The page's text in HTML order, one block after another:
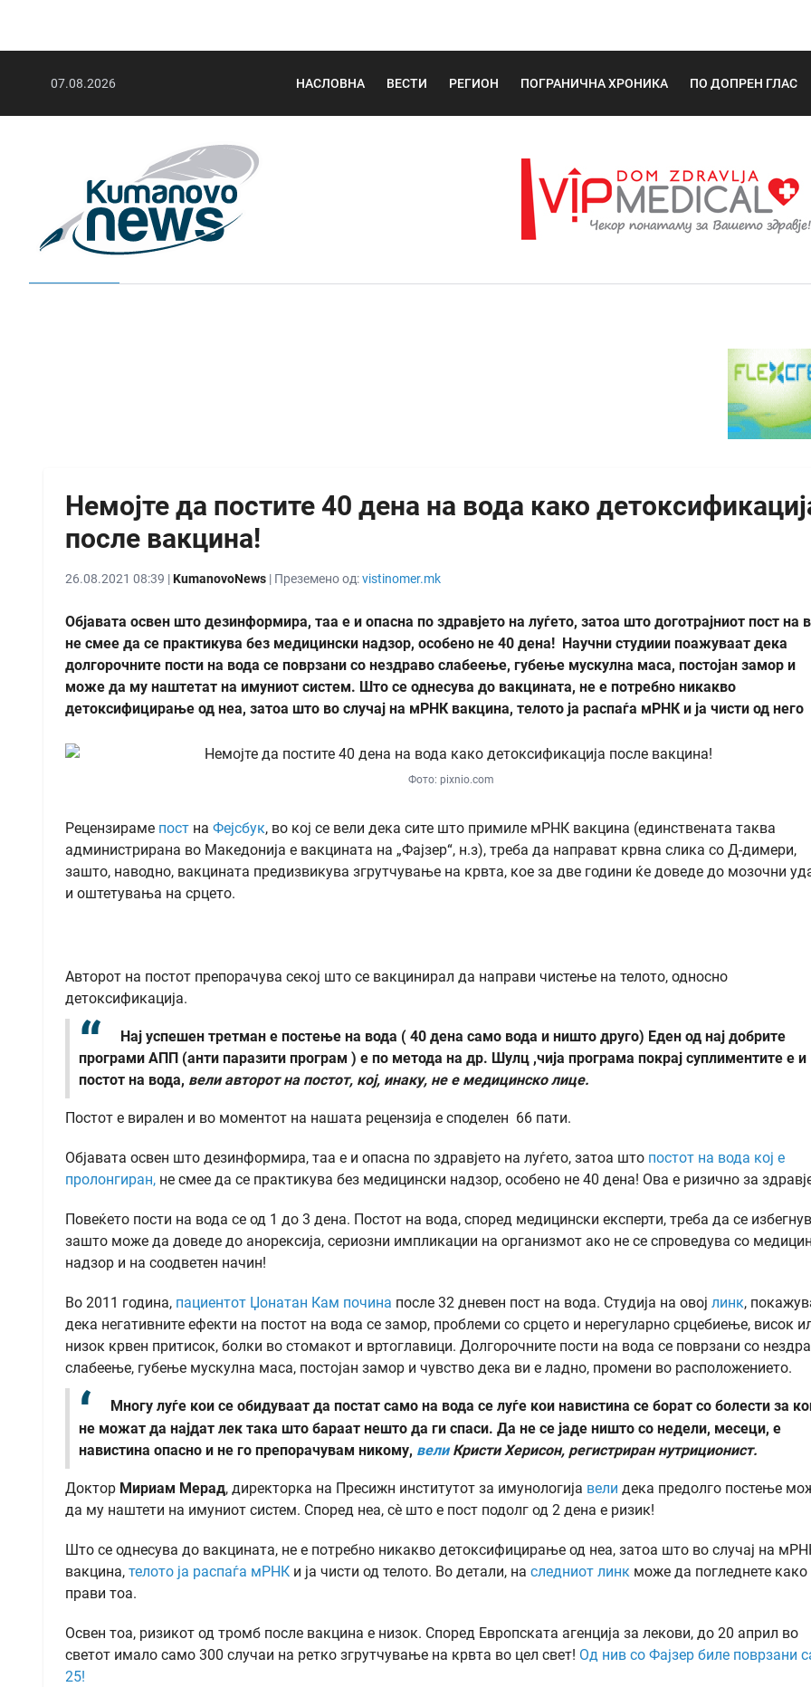
07.08.2026 НАСЛОВНА ВЕСТИ РЕГИОН ПОГРАНИЧНА ХРОНИКА ПО ДОПРЕН ГЛАС
Немојте да постите 40 дена на вода како
после вакцина!
26.08.2021 08:39 |KumanovoNews | Преземено од:vistinomer.mk
Објавата освен што дезинформира, таа е и опасна по здравјето на луѓето, затоа што доготрајниот пост на
не смее да се практикува без медицински надзор, особено не 40 дена! Научни студиии поажуваат дека
долгорочните пости на вода се поврзани со нездраво слабеење, губење мускулна маса, постојан замор и
може да му наштетат на имуниот систем. Што се однесува до вакцината, не е потребно никакво
детоксифицирање од неа, затоа што во случај на мРНК вакцина, телото ја распаѓа мРНК и ја чисти од него
Фото: pixnio.com
Рецензираме пост на Фејсбук, во кој се вели дека сите што примиле мРНК вакцина (единствената таква
администрирана во Македонија е вакцината на „Фајзер“, н.з), треба да направат крвна слика со Д-димери,
зашто, наводно, вакцината предизвикува згрутчување на крвта, кое за две години ќе доведе до мозочни
и оштетувања на срцето.
Авторот на постот препорачува секој што се вакцинирал да направи чистење на телото, односно
детоксификација.
Нај успешен третман е постење на вода ( 40 дена само вода и ништо друго) Еден од нај добрите
програми АПП (анти паразити програм ) е по метода на др. Шулц ,чија програма покрај суплиментите е и
постот на вода, вели авторот на постот, кој, инаку, не е медицинско лице.
Постот е вирален и во моментот на нашата рецензија е споделен 66 пати.
Објавата освен што дезинформира, таа е и опасна по здравјето на луѓето, затоа што постот на вода кој е
пролонгиран, не смее да се практикува без медицински надзор, особено не 40 дена! Ова е ризично за
Повеќето пости на вода се од 1 до 3 дена. Постот на вода, според медицински експерти, треба да се
зашто може да доведе до анорексија, сериозни импликации на организмот ако не се спроведува со
надзор и на соодветен начин!
Во 2011 година, пациентот Џонатан Кам почина после 32 дневен пост на вода. Студија на овој линк,
дека негативните ефекти на постот на вода се замор, проблеми со срцето и нерегуларно срцебиење, висок
низок крвен притисок, болки во стомакот и вртоглавици. Долгорочните пости на вода се поврзани со
слабеење, губење мускулна маса, постојан замор и чувство дека ви е ладно, промени во расположението.
Многу луѓе кои се обидуваат да постат само на вода се луѓе кои навистина се борат со болести за
не можат да најдат лек така што бараат нешто да ги спаси. Да не се јаде ништо со недели, месеци, е
навистина опасно и не го препорачувам никому, велиКристи Херисон, регистриран нутриционист.
Доктор Мириам Мерад, директорка на Пресижн институтот за имунологија вели дека предолго постење
да му наштети на имуниот систем. Според неа, сè што е пост подолг од 2 дена е ризик!
Што се однесува до вакцината, не е потребно никакво детоксифицирање од неа, затоа што во случај на
вакцина, телото ја распаѓа мРНК и ја чисти од телото. Во детали, на следниот линк може да погледнете како
прави тоа.
Освен тоа, ризикот од тромб после вакцина е низок. Според Европската агенција за лекови, до 20 април во
светот имало само 300 случаи на ретко згрутчување на крвта во цел свет! Од нив со Фајзер биле поврзани
25!